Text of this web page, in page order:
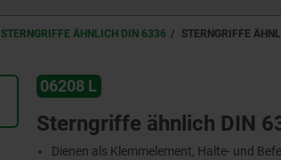
STERNGRIFFE ÄHNLICH DIN 6336 STERNGRIFFE
06208 L
Sterngriffe ähnlich DIN
Dienen als Klemmelement, Halte- und